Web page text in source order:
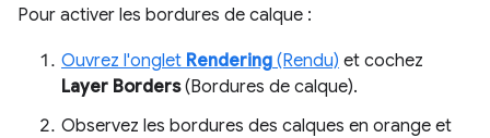
Pour activer les bordures de calque :
Ouvrez l'onglet Rendering (Rendu) et cochez
Layer Borders(Bordures de calque).
Observez les bordures des calques en orange et